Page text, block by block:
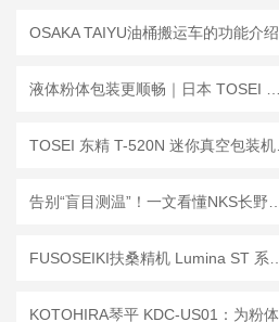
OSAKA TAIYU油桶搬运车的功能介绍